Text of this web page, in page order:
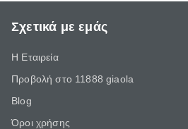
Σχετικά με εμάς
Η Εταιρεία
Προβολή στο 11888 giaola
Blog
Όροι χρήσης